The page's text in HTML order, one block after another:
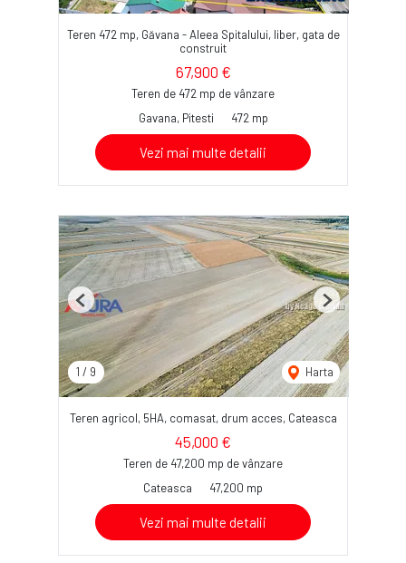
Teren 472 mp, Găvana - Aleea Spitalului, liber, gata de
construit
67,900 €
Teren de 472 mp de vânzare
Gavana, Pitesti
472 mp
Vezi mai multe detalii
1 / 9 Harta
Previous Next
Teren agricol, 5HA, comasat, drum acces, Cateasca
45,000 €
Teren de 47,200 mp de vânzare
Cateasca
47,200 mp
Vezi mai multe detalii